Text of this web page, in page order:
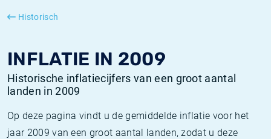
Historisch
INFLATIE IN 2009
Historische inflatiecijfers van een groot aantal
landen in 2009
Op deze pagina vindt u de gemiddelde inflatie voor het
jaar 2009 van een groot aantal landen, zodat u deze
SONIA
Amerikaanse inflatie - CPI
TONAR historie